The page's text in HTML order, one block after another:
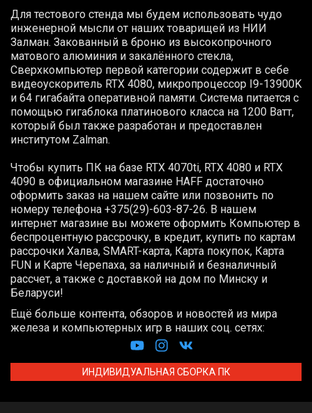
Для тестового стенда мы будем использовать чудо
инженерной мысли от наших товарищей из НИИ
Залман. Закованный в броню из высокопрочного
матового алюминия и закалённого стекла,
Сверхкомпьютер первой категории содержит в себе
видеоускоритель RTX 4080, микропроцессор I9-13900K
и 64 гигабайта оперативной памяти. Система питается с
помощью гигаблока платинового класса на 1200 Ватт,
который был также разработан и предоставлен
институтом Zalman.
Чтобы купить ПК на базе RTX 4070ti, RTX 4080 и RTX
4090 в официальном магазине HAFF достаточно
оформить заказ на нашем сайте или позвонить по
номеру телефона +375(29)-603-87-26. В нашем
интернет магазине вы можете оформить Компьютер в
беспроцентную рассрочку, в кредит, купить по картам
рассрочки Халва, SMART-карта, Карта покупок, Карта
FUN и Карте Черепаха, за наличный и безналичный
рассчет, а также с доставкой на дом по Минску и
Беларуси!
Ещё больше контента, обзоров и новостей из мира
железа и компьютерных игр в наших соц. сетях:
ИНДИВИДУАЛЬНАЯ СБОРКА ПК